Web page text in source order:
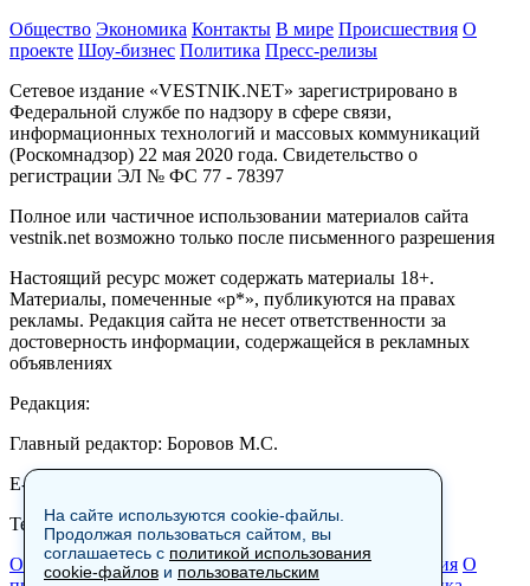
Общество Экономика Контакты В мире Происшествия О
проекте Шоу-бизнес Политика Пресс-релизы
Сетевое издание «VESTNIK.NET» зарегистрировано в
Федеральной службе по надзору в сфере связи,
информационных технологий и массовых коммуникаций
(Роскомнадзор) 22 мая 2020 года. Свидетельство о
регистрации ЭЛ № ФС 77 - 78397
Полное или частичное использовании материалов сайта
vestnik.net возможно только после письменного разрешения
Настоящий ресурс может содержать материалы 18+.
Материалы, помеченные «р*», публикуются на правах
рекламы. Редакция сайта не несет ответственности за
достоверность информации, содержащейся в рекламных
объявлениях
Редакция:
Главный редактор: Боровов М.С.
E-mail: site@vestnik.net, reb.msk@yandex.ru
Тел.: +7 (921) 720-00-97
Общество Экономика Контакты В мире Происшествия О
На сайте используются cookie-файлы.
Продолжая пользоваться сайтом, вы
соглашаетесь с политикой использования
cookie-файлов и пользовательским